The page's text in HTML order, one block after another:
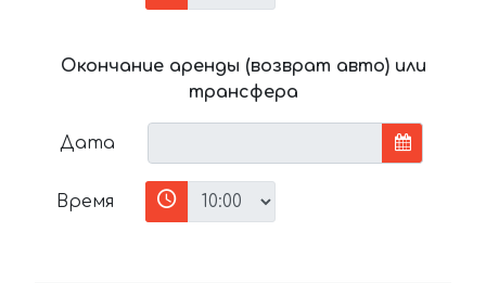
Окончание аренды (возврат авто) или
трансфера
Дата
Время